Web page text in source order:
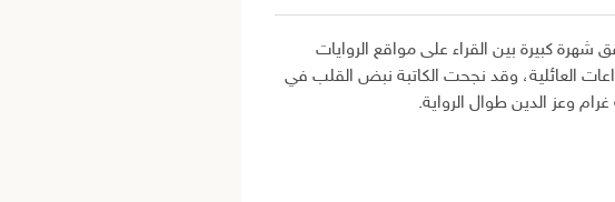
شهرة كبيرة بين القراء على مواقع الروايات
العائلية، وقد نجحت الكاتبة نبض القلب في
وعز الدين طوال الرواية.